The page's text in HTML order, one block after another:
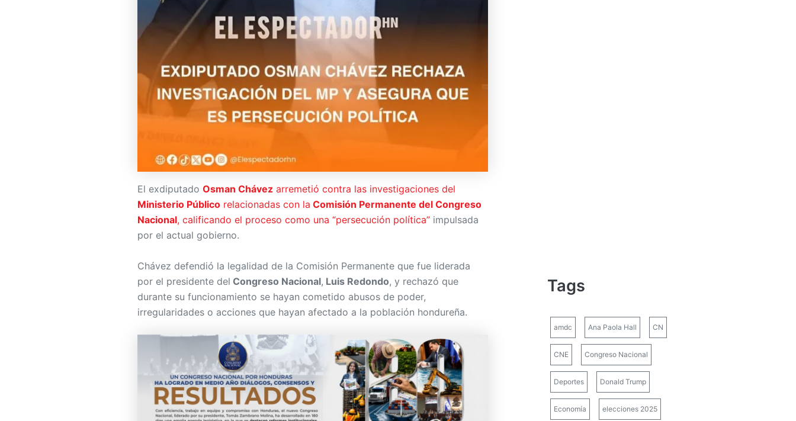
El exdiputado Osman Chávez arremetió contra las investigaciones del
Ministerio Público relacionadas con la Comisión Permanente del Congreso
Nacional, calificando el proceso como una “persecución política” impulsada
por el actual gobierno.
Chávez defendió la legalidad de la Comisión Permanente que fue liderada
por el presidente del Congreso Nacional, Luis Redondo, y rechazó que
durante su funcionamiento se hayan cometido abusos de poder,
irregularidades o acciones que hayan afectado a la población hondureña.
Tags
amdc Ana Paola Hall CN
CNE Congreso Nacional
Deportes Donald Trump
Economía elecciones 2025